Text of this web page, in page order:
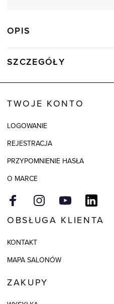
OPIS
SZCZEGÓŁY
Kolor
Model
TWOJE KONTO
LOGOWANIE
REJESTRACJA
PRZYPOMNIENIE HASŁA
O MARCE
OBSŁUGA KLIENTA
KONTAKT
MAPA SALONÓW
ZAKUPY